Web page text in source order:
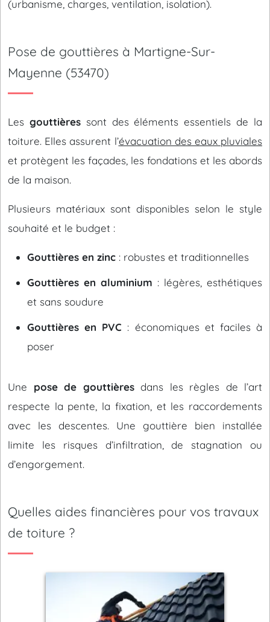
(urbanisme, charges, ventilation, isolation).
Pose de gouttières à Martigne-Sur-
Mayenne (53470)
Les gouttièressont des éléments essentiels de la
toiture. Elles assurent l’évacuation des eaux pluviales
et protègent les façades, les fondations et les abords
de la maison.
Plusieurs matériaux sont disponibles selon le style
souhaité et le budget :
Gouttières en zinc : robustes et traditionnelles
Gouttières en aluminium : légères, esthétiques
et sans soudure
Gouttières en PVC : économiques et faciles à
poser
Une pose de gouttièresdans les règles de l’art
respecte la pente, la fixation, et les raccordements
avec les descentes. Une gouttière bien installée
limite les risques d’infiltration, de stagnation ou
d’engorgement.
Quelles aides financières pour vos travaux
de toiture ?